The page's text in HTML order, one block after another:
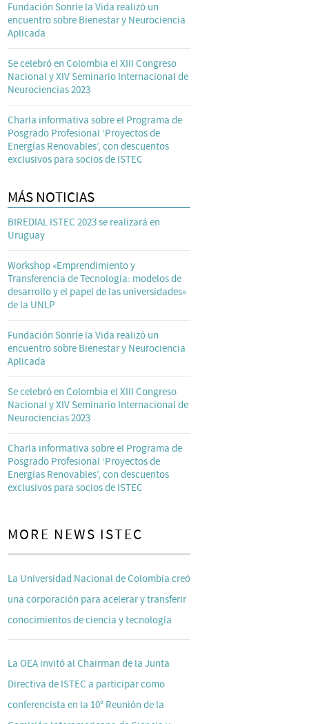
Fundación Sonríe la Vida realizó un
encuentro sobre Bienestar y Neurociencia
Aplicada
Se celebró en Colombia el XIII Congreso
Nacional y XIV Seminario Internacional de
Neurociencias 2023
Charla informativa sobre el Programa de
Posgrado Profesional ‘Proyectos de
Energías Renovables’, con descuentos
exclusivos para socios de ISTEC
MÁS NOTICIAS
BIREDIAL ISTEC 2023 se realizará en
Uruguay
Workshop «Emprendimiento y
Transferencia de Tecnología: modelos de
desarrollo y el papel de las universidades»
de la UNLP
Fundación Sonríe la Vida realizó un
encuentro sobre Bienestar y Neurociencia
Aplicada
Se celebró en Colombia el XIII Congreso
Nacional y XIV Seminario Internacional de
Neurociencias 2023
Charla informativa sobre el Programa de
Posgrado Profesional ‘Proyectos de
Energías Renovables’, con descuentos
exclusivos para socios de ISTEC
MORE NEWS ISTEC
La Universidad Nacional de Colombia creó
una corporación para acelerar y transferir
conocimientos de ciencia y tecnología
La OEA invitó al Chairman de la Junta
Directiva de ISTEC a participar como
conferencista en la 10° Reunión de la